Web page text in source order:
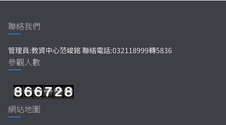
聯絡我們
管理員:教資中心范峻銘 聯絡電話:032118999轉5836
參觀人數
網站地圖